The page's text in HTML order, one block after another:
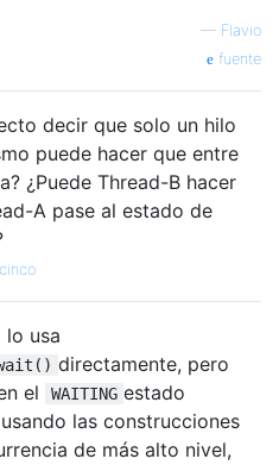
— Flavio
fuente
decir que solo un hilo
puede hacer que entre
¿Puede Thread-B hacer
A pase al estado de
lo usa
directamente, pero
el
WAITING estado
las construcciones
de más alto nivel,